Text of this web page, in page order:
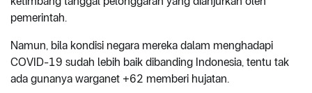
pemerintah.
Namun, bila kondisi negara mereka dalam menghadapi
COVID-19 sudah lebih baik dibanding Indonesia, tentu tak
ada gunanya warganet +62 memberi hujatan.